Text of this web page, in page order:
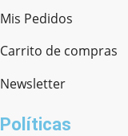
Mis Pedidos
Carrito de compras
Newsletter
Políticas